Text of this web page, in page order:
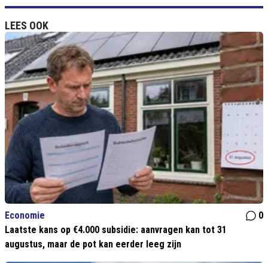
LEES OOK
Economie
0
Laatste kans op €4.000 subsidie: aanvragen kan tot 31
augustus, maar de pot kan eerder leeg zijn